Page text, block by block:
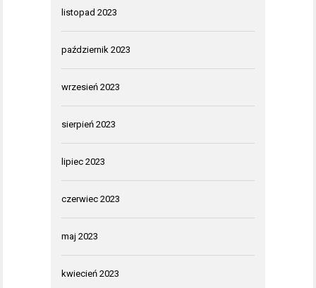
listopad 2023
październik 2023
wrzesień 2023
sierpień 2023
lipiec 2023
czerwiec 2023
maj 2023
kwiecień 2023